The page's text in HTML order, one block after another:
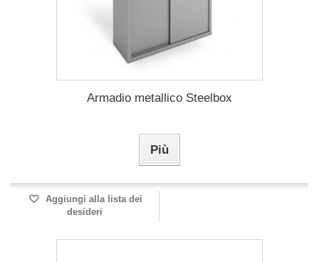
Armadio metallico Steelbox
Più
Aggiungi alla lista dei
desideri